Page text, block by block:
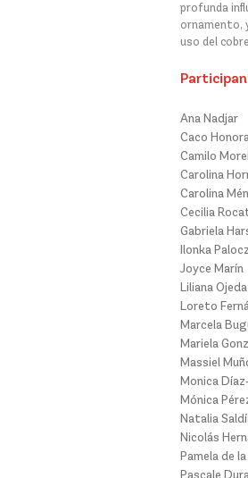
profunda
ornamento,
uso del
Ana Nadjar
Caco
Camilo
Carolina
Carolina
Cecilia
Gabriela
Ilonka Palocz
Joyce Marín
Liliana Ojeda
Loreto
Marcela
Mariela
Massiel
Monica
Mónica
Natalia
Nicolás
Pamela de
Pascale